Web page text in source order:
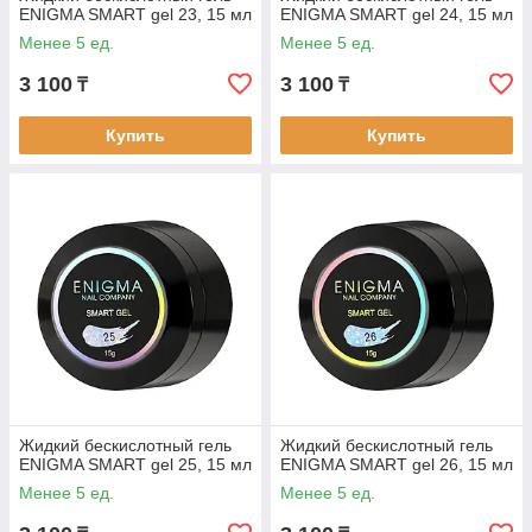
ENIGMA SMART gel 23, 15 мл
Менее 5 ед.
3 100 ₸
Купить
ENIGMA SMART gel 24, 15 мл
Менее 5 ед.
3 100 ₸
Купить
Жидкий бескислотный гель
ENIGMA SMART gel 25, 15 мл
Менее 5 ед.
Жидкий бескислотный гель
ENIGMA SMART gel 26, 15 мл
Менее 5 ед.